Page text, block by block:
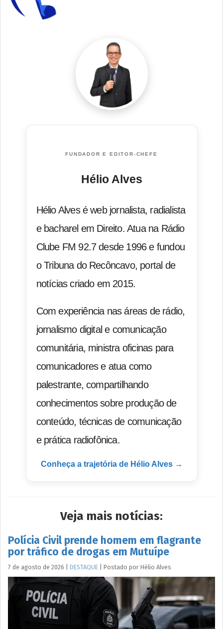
FUNDADOR E EDITOR-CHEFE
Hélio Alves
Hélio Alves é web jornalista, radialista
e bacharel em Direito. Atua na Rádio
Clube FM 92.7 desde 1996 e fundou
o Tribuna do Recôncavo, portal de
notícias criado em 2015.
Com experiência nas áreas de rádio,
jornalismo digital e comunicação
comunitária, ministra oficinas para
comunicadores e atua como
palestrante, compartilhando
conhecimentos sobre produção de
conteúdo, técnicas de comunicação
e prática radiofônica.
Conheça a trajetória de Hélio Alves →
Veja mais notícias:
Polícia Civil prende homem em flagrante
por tráfico de drogas em Mutuípe
7 de agosto de 2026 DESTAQUE Postado por Hélio Alves